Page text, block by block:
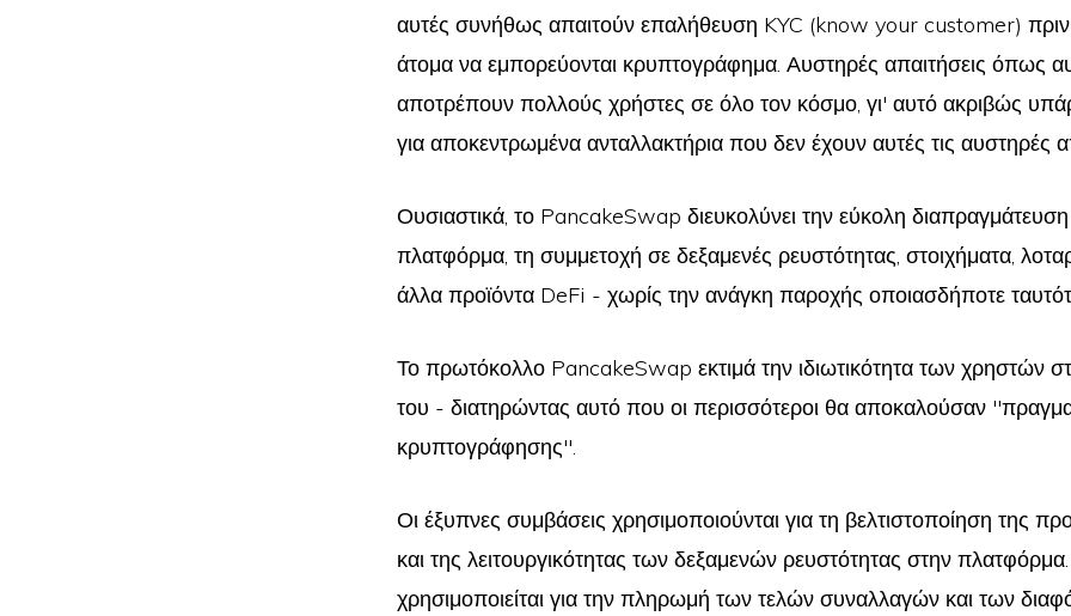
αυτές συνήθως απαιτούν επαλήθευση KYC (know your customer) πριν
άτομα να εμπορεύονται κρυπτογράφημα. Αυστηρές απαιτήσεις όπως
αποτρέπουν πολλούς χρήστες σε όλο τον κόσμο, γι' αυτό ακριβώς
για αποκεντρωμένα ανταλλακτήρια που δεν έχουν αυτές τις αυστηρές
Ουσιαστικά, το PancakeSwap διευκολύνει την εύκολη
πλατφόρμα, τη συμμετοχή σε δεξαμενές ρευστότητας, στοιχήματα,
άλλα προϊόντα DeFi - χωρίς την ανάγκη παροχής οποιασδήποτε
Το πρωτόκολλο PancakeSwap εκτιμά την ιδιωτικότητα των χρηστών
του - διατηρώντας αυτό που οι περισσότεροι θα αποκαλούσαν
κρυπτογράφησης".
Οι έξυπνες συμβάσεις χρησιμοποιούνται για τη βελτιστοποίηση της
και της λειτουργικότητας των δεξαμενών ρευστότητας στην
χρησιμοποιείται για την πληρωμή των τελών συναλλαγών και των